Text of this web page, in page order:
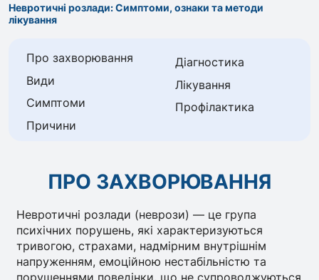
Невротичні розлади: Симптоми, ознаки та методи
лікування
Про захворювання
Види
Симптоми
Причини
Діагностика
Лікування
Профілактика
ПРО ЗАХВОРЮВАННЯ
Невротичні розлади (неврози) — це група
психічних порушень, які характеризуються
тривогою, страхами, надмірним внутрішнім
напруженням, емоційною нестабільністю та
порушеннями поведінки, що не супроводжуються